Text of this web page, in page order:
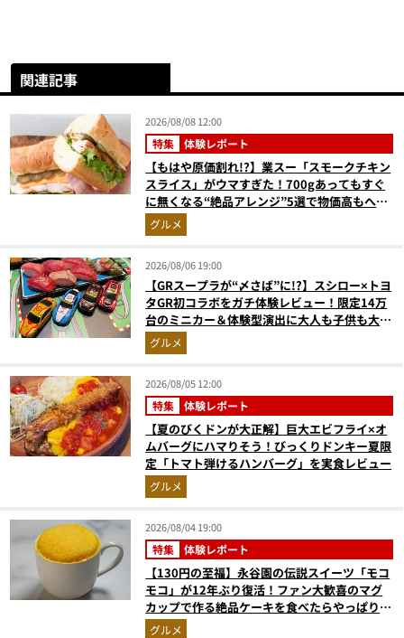
関連記事
2026/08/08 12:00
特集 体験レポート
【もはや原価割れ!?】業スー「スモークチキン
スライス」がウマすぎた！700gあってもすぐ
に無くなる“絶品アレンジ”5選で物価高もへっ
ちゃら
グルメ
2026/08/06 19:00
【GRスープラが“〆さば”に!?】スシロー×トヨ
タGR初コラボをガチ体験レビュー！限定14万
台のミニカー＆体験型演出に大人も子供も大興
奮間違いなし
グルメ
2026/08/05 12:00
特集 体験レポート
【夏のびくドンが大正解】巨大エビフライ×オ
ムバーグにハマりそう！びっくりドンキー夏限
定「トマト弾けるハンバーグ」を実食レビュー
グルメ
2026/08/04 19:00
特集 体験レポート
【130円の至福】永谷園の伝説スイーツ「モコ
モコ」が12年ぶり復活！ファン大歓喜のマグ
カップで作る絶品ケーキを食べたらやっぱり最
高にウマかった
グルメ